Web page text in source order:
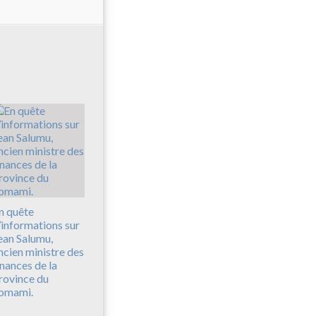
quête
sur
Salumu,
ministre des
de la
du